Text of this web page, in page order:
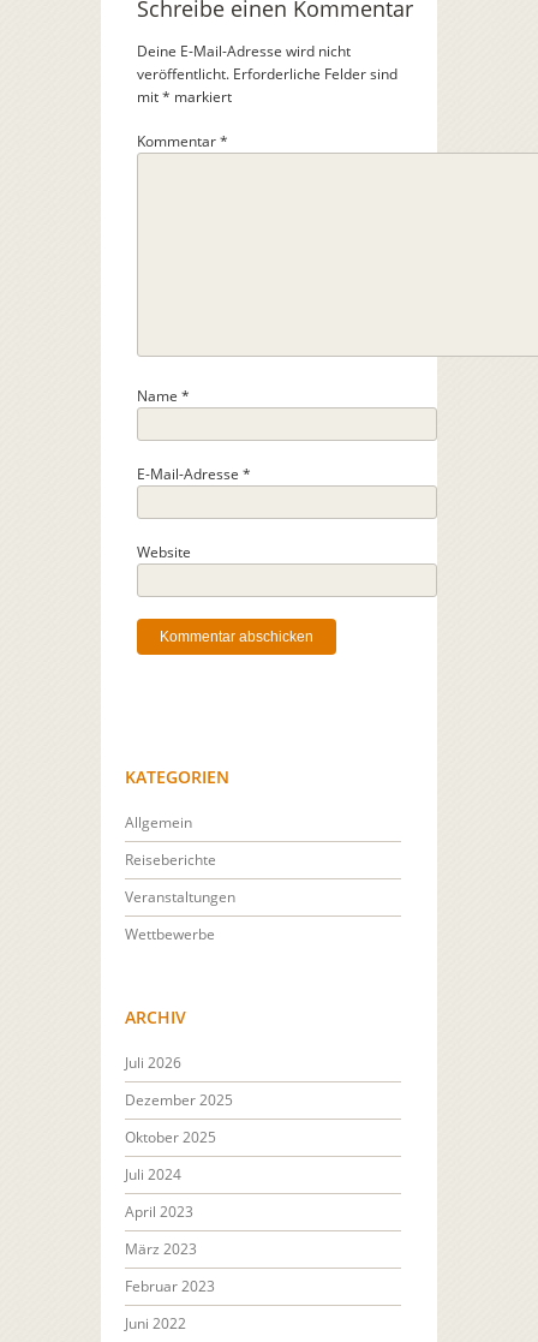
Schreibe einen Kommentar
Deine E-Mail-Adresse wird nicht
veröffentlicht. Erforderliche Felder sind
mit* markiert
Kommentar*
Name *
E-Mail-Adresse *
Website
KATEGORIEN
Allgemein
Reiseberichte
Veranstaltungen
Wettbewerbe
ARCHIV
Juli 2026
Dezember 2025
Oktober 2025
Juli 2024
April 2023
März 2023
Februar 2023
Juni 2022